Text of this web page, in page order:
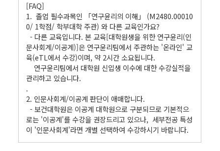
[FAQ]
1. 졸업 필수과목인 「연구윤리의 이해」 (M2480.00010
0/ 1학점/ 학부대학 주관) 와 다른 교육인가요?
- 다른 교육입니다. 본 교육[대학원생을 위한 연구윤리(인
문사회계/이공계)]은 연구윤리팀에서 주관하는 '온라인' 교
육(eTL에서 수강)이며, 약 2시간 소요됩니다.
연구윤리팀에서 대학원 신입생 이수에 대한 수강실적을
관리하고 있습니다.
.
2. 인문사회계/이공계 판단이 애매합니다.
- 보건대학원은 이공계 대학원으로 구분되므로 기본적으
로는 '이공계'를 수강을 권장드리고 있으나, 세부전공 특성
이 '인문사회계'라면 개별 선택하여 수강하시기 바랍니다.